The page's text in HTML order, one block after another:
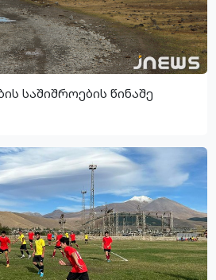
საშიშროების წინაშე